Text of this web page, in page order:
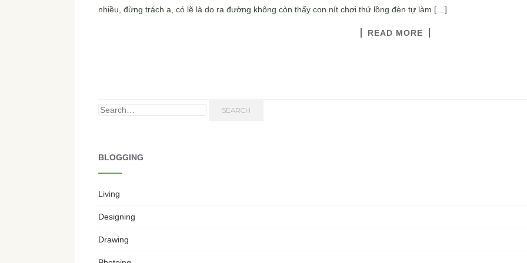
nhiều, đừng trách a, có lẽ là do ra đường không còn thấy con nít chơi thứ lồng đèn tự làm […]
READ MORE
Search for: SEARCH
BLOGGING
Living
Designing
Drawing